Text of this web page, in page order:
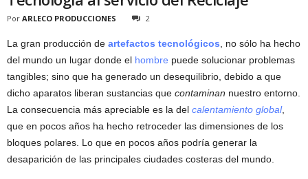
Por ARLECO PRODUCCIONES 2
La gran producción de artefactos tecnológicos , no sólo ha hecho
del mundo un lugar donde el hombre puede solucionar problemas
tangibles; sino que ha generado un desequilibrio, debido a que
dicho aparatos liberan sustancias que contaminan nuestro entorno.
La consecuencia más apreciable es la del calentamiento global,
que en pocos años ha hecho retroceder las dimensiones de los
bloques polares. Lo que en pocos años podría generar la
desaparición de las principales ciudades costeras del mundo.